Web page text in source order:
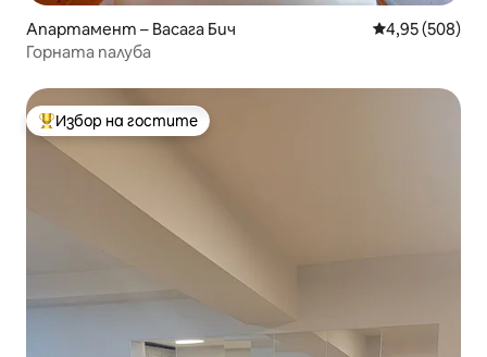
Апартамент – Васага Бич Средна
4,95 (508)
Горната палуба
Най-популярен избор на гостите
Избор на гостите